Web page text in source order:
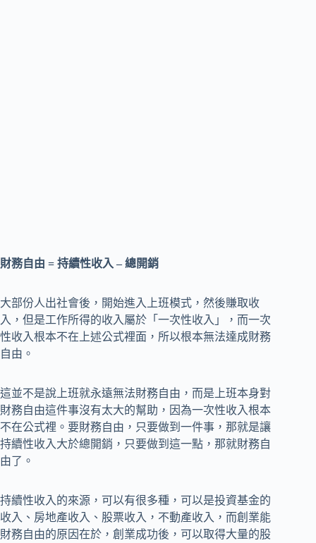
財務自由 = 持續性收入 – 總開銷
大部份人出社會後，開始進入上班模式，然後賺取收
入，但是工作所得的收入屬於「一次性收入」，而一次
性收入根本不在上述公式裡面，所以根本無法達成財務
自由。
這並不是說上班就永遠無法財務自由，而是上班本身對
財務自由這件事沒有太大的幫助，因為一次性收入根本
不在公式裡。要財務自由，只要做到一件事，那就是讓
持續性收入大於總開銷，只要做到這一點，那就財務自
由了。
持續性收入的來源，可以有很多種，可以是投資基金的
收入、房地產收入、股票收入，不動產收入，而創業能
財務自由的原因在於，創業成功後，可以取得大量的股